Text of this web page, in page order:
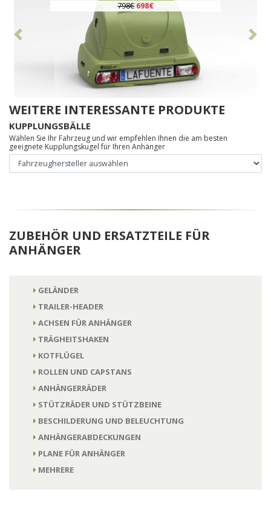
798€698€
WEITERE INTERESSANTE PRODUKTE
KUPPLUNGSBÄLLE
Wählen Sie Ihr Fahrzeug und wir empfehlen Ihnen die am besten
geeignete Kupplungskugel für Ihren Anhänger
ZUBEHÖR UND ERSATZTEILE FÜR
ANHÄNGER
GELÄNDER
TRAILER-HEADER
ACHSEN FÜR ANHÄNGER
TRÄGHEITSHAKEN
KOTFLÜGEL
ROLLEN UND CAPSTANS
ANHÄNGERRÄDER
STÜTZRÄDER UND STÜTZBEINE
BESCHILDERUNG UND BELEUCHTUNG
ANHÄNGERABDECKUNGEN
PLANE FÜR ANHÄNGER
MEHRERE